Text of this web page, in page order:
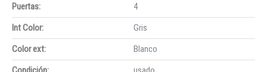
Puertas:
4
Int Color:
Gris
Color ext:
Blanco